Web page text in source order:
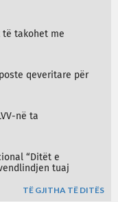
të takohet me
qeveritare për
në ta
“Ditët e
tuaj
TË GJITHA TË DITËS